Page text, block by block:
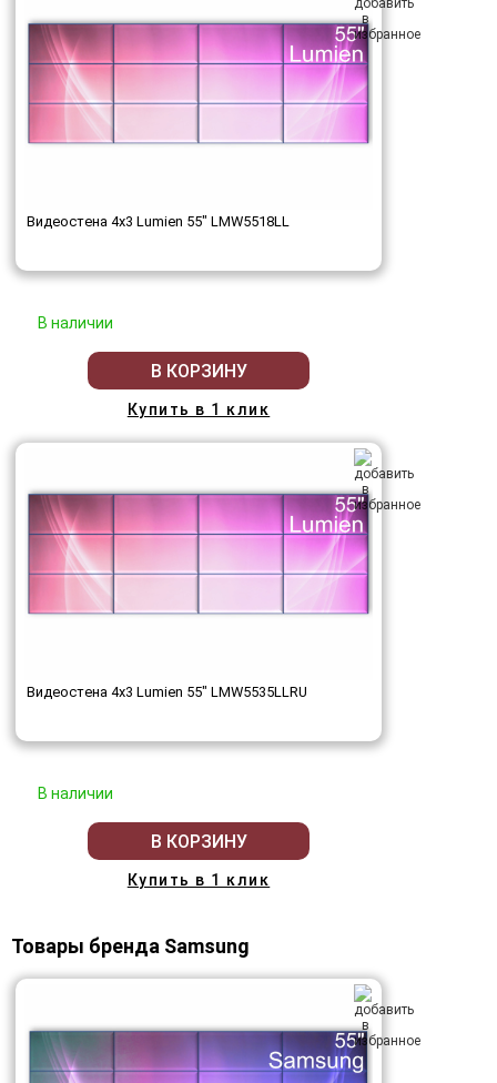
Видеостена 4x3 Lumien 55" LMW5518LL
В наличии
В КОРЗИНУ
Купить в 1 клик
Видеостена 4x3 Lumien 55" LMW5535LLRU
В наличии
В КОРЗИНУ
Купить в 1 клик
Товары бренда Samsung